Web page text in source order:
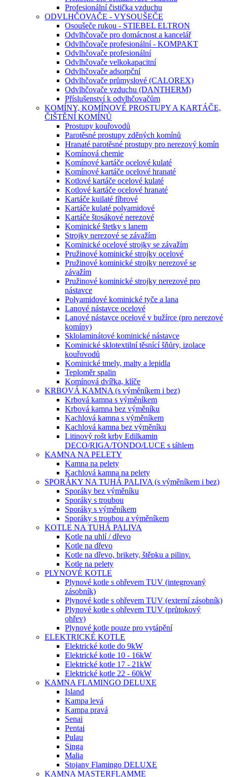
Profesionální čistička vzduchu
ODVLHČOVAČE - VYSOUŠEČE
Osoušeče rukou - STIEBEL ELTRON
Odvlhčovače pro domácnost a kancelář
Odvlhčovače profesionální - KOMPAKT
Odvlhčovače profesionální
Odvlhčovače velkokapacitní
Odvlhčovače adsorpční
Odvlhčovače průmyslové (CALOREX)
Odvlhčovače vzduchu (DANTHERM)
Příslušenství k odvlhčovačům
KOMÍNY, KOMÍNOVÉ PROSTUPY A KARTÁČE,
ČIŠTĚNÍ KOMÍNŮ
Prostupy kouřovodů
Parotěsné prostupy zděných komínů
Hranaté parotěsné prostupy pro nerezový komín
Komínová chemie
Komínové kartáče ocelové kulaté
Komínové kartáče ocelové hranaté
Kotlové kartáče ocelové kulaté
Kotlové kartáče ocelové hranaté
Kartáče kuilaté fíbrové
Kartáče kulaté polyamidové
Kartáče štosákové nerezové
Kominické štetky s lanem
Strojky nerezové se závažím
Kominické ocelové strojky se závažím
Pružinové kominické strojky ocelové
Pružinové kominické strojky nerezové se
závažím
Pružinové kominické strojky nerezové pro
nástavce
Polyamidové kominické tyče a lana
Lanové nástavce ocelové
Lanové nástavce ocelové v bužírce (pro nerezové
komíny)
Sklolaminátové kominické nástavce
Kominické sklotextilní těsnící šňůry, izolace
kouřovodů
Kominické tmely, malty a lepidla
Teploměr spalin
Komínová dvířka, klíče
KRBOVÁ KAMNA (s výměníkem i bez)
Krbová kamna s výměníkem
Krbová kamna bez výměníku
Kachlová kamna s výměníkem
Kachlová kamna bez výměníku
Litinový rošt krby Edilkamin
DECO/RIGA/TONDO/LUCE s táhlem
KAMNA NA PELETY
Kamna na pelety
Kachlová kamna na pelety
SPORÁKY NA TUHÁ PALIVA (s výměníkem i bez)
Sporáky bez výměníku
Sporáky s troubou
Sporáky s výměníkem
Sporáky s troubou a výměníkem
KOTLE NA TUHÁ PALIVA
Kotle na uhlí / dřevo
Kotle na dřevo
Kotle na dřevo, brikety, štěpku a piliny.
Kotle na pelety
PLYNOVÉ KOTLE
Plynové kotle s ohřevem TUV (integrovaný
zásobník)
Plynové kotle s ohřevem TUV (externí zásobník)
Plynové kotle s ohřevem TUV (průtokový
ohřev)
Plynové kotle pouze pro vytápění
ELEKTRICKÉ KOTLE
Elektrické kotle do 9kW
Elektrické kotle 10 - 16kW
Elektrické kotle 17 - 21kW
Elektrické kotle 22 - 60kW
KAMNA FLAMINGO DELUXE
Island
Kampa levá
Kampa pravá
Senai
Pentai
Pulau
Singa
Malia
Stojany Flamingo DELUXE
KAMNA MASTERFLAMME